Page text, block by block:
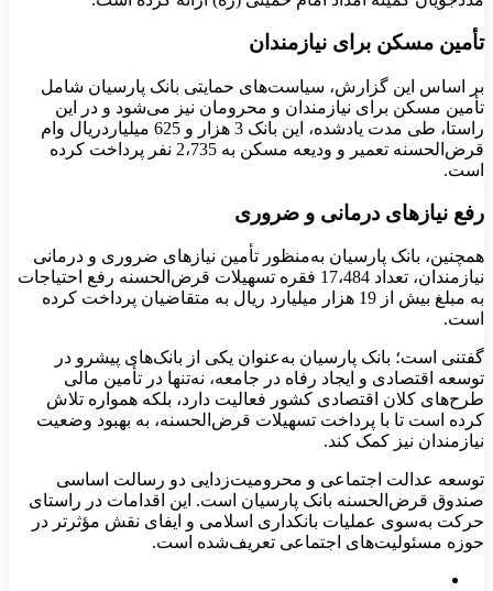
تأمین مسکن برای نیازمندان
بر اساس این گزارش، سیاست‌های حمایتی بانک پارسیان شامل
تأمین مسکن برای نیازمندان و محرومان نیز می‌شود و در این
راستا، طی مدت یادشده، این بانک 3 هزار و 625 میلیاردریال وام
قرض‌الحسنه تعمیر و ودیعه مسکن به 2،735 نفر پرداخت کرده
است.
رفع نیازهای درمانی و ضروری
همچنین، بانک پارسیان به‌منظور تأمین نیازهای ضروری و درمانی
نیازمندان، تعداد 17،484 فقره تسهیلات قرض‌الحسنه رفع احتیاجات
به مبلغ بیش از 19 هزار میلیارد ریال به متقاضیان پرداخت کرده
است.
گفتنی است؛ بانک پارسیان به‌عنوان یکی از بانک‌های پیشرو در
توسعه اقتصادی و ایجاد رفاه در جامعه، نه‌تنها در تأمین مالی
طرح‌های کلان اقتصادی کشور فعالیت دارد، بلکه همواره تلاش
کرده است تا با پرداخت تسهیلات قرض‌الحسنه، به بهبود وضعیت
نیازمندان نیز کمک کند.
توسعه عدالت اجتماعی و محرومیت‌زدایی دو رسالت اساسی
صندوق قرض‌الحسنه بانک پارسیان است. این اقدامات در راستای
حرکت به‌سوی عملیات بانکداری اسلامی و ایفای نقش مؤثرتر در
حوزه مسئولیت‌های اجتماعی تعریف‌شده است.